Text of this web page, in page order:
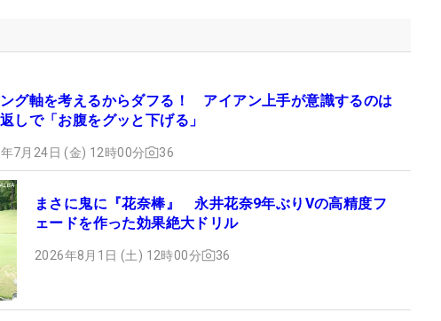
グ軸を考えるからダフる！ アイアン上手が意識するのは
しで「お腹をグッと下げる」
7月24日 (金) 12時00分 36
まさに鬼に『花奈棒』 永井花奈9年ぶりVの高精度フ
ェードを作った効果絶大ドリル
2026年8月1日 (土) 12時00分 36